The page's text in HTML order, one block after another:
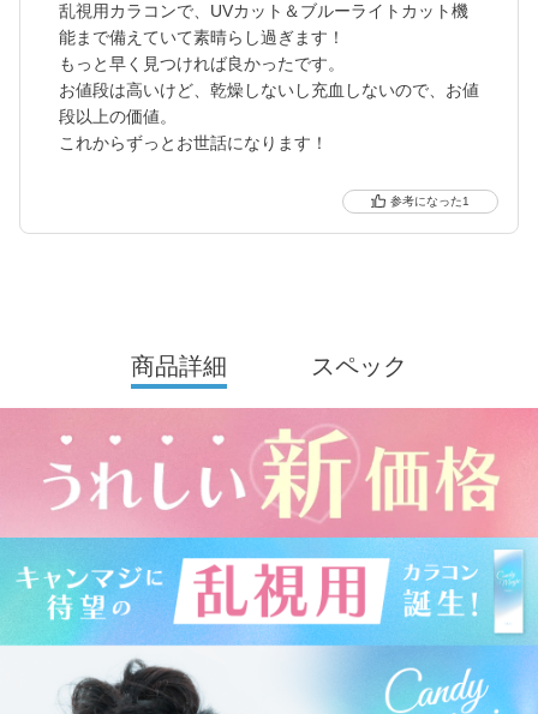
自然に馴染む透明感あるレンズにリニューアル！
待望の乱視用カラコン candymagic toric（キャンディーマジッ
ク トーリック）も新登場しました。
より可愛く、より瞳に優しく進化し続けるブランドです。
乱視用カラコンで、UVカット＆ブルーライトカット機
能まで備えていて素晴らし過ぎます！
もっと早く見つければ良かったです。
お値段は高いけど、乾燥しないし充血しないので、お値
段以上の価値。
これからずっとお世話になります！
1
商品詳細 スペック